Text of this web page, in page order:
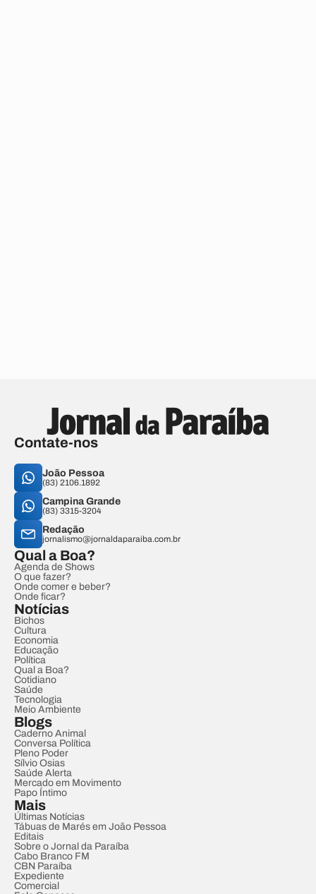
Contate-nos
João Pessoa
(83) 2106.1892
Campina Grande
(83) 3315-3204
Redação
jornalismo@jornaldaparaiba.com.br
Qual a Boa?
Agenda de Shows
O que fazer?
Onde comer e beber?
Onde ficar?
Notícias
Bichos
Cultura
Economia
Educação
Política
Qual a Boa?
Cotidiano
Saúde
Tecnologia
Meio Ambiente
Blogs
Caderno Animal
Conversa Política
Pleno Poder
Sílvio Osias
Saúde Alerta
Mercado em Movimento
Papo Íntimo
Mais
Últimas Notícias
Tábuas de Marés em João Pessoa
Editais
Sobre o Jornal da Paraíba
Cabo Branco FM
CBN Paraíba
Expediente
Comercial